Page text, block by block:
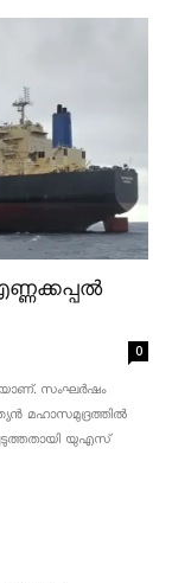
0
സംഘർഷം
മഹാസമുദ്രത്തിൽ
യുഎസ്